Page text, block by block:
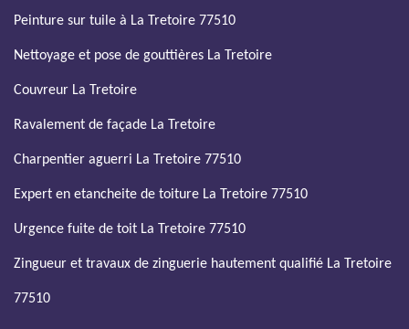
Peinture sur tuile à La Tretoire 77510
Nettoyage et pose de gouttières La Tretoire
Couvreur La Tretoire
Ravalement de façade La Tretoire
Charpentier aguerri La Tretoire 77510
Expert en etancheite de toiture La Tretoire 77510
Urgence fuite de toit La Tretoire 77510
Zingueur et travaux de zinguerie hautement qualifié La Tretoire
77510